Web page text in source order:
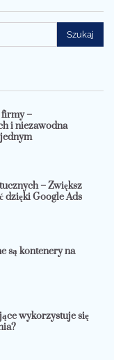
–
i niezawodna
– Zwiększ
dzięki Google Ads
są kontenery na
wykorzystuje się